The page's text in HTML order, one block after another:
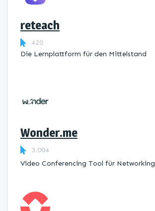
reteach
420
Die Lernplattform ​für den Mittelstand
Wonder.me
3.004
Video Conferencing Tool für Networking